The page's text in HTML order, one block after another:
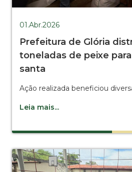
01.Abr.2026
Prefeitura de Glória
toneladas de peixe
santa
Ação realizada beneficiou
Leia mais...